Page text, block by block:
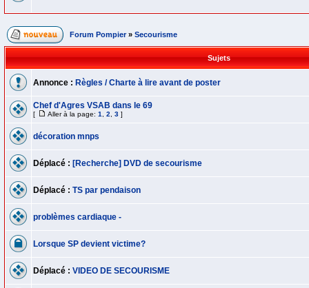
Forum Pompier » Secourisme
Sujets
Annonce : Règles / Charte à lire avant de poster
Chef d'Agres VSAB dans le 69
[ Aller à la page: 1 2 3 ]
décoration mnps
Déplacé : [Recherche] DVD de secourisme
Déplacé : TS par pendaison
problèmes cardiaque -
Lorsque SP devient victime?
Déplacé : VIDEO DE SECOURISME